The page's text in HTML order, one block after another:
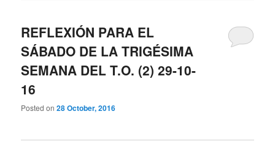
REFLEXIÓN PARA EL
SÁBADO DE LA TRIGÉSIMA
SEMANA DEL T.O. (2) 29-10-
16
Posted on28 October, 2016